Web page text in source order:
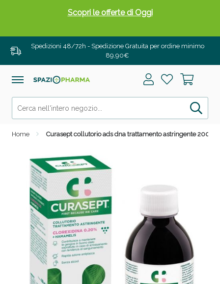
Spedizioni 48/72h - Spedizione Gratuita per ordine minimo
89,90€
Home Curasept collutorio ads dna trattamento astringente 200 ml
Scopri le offerte di Oggi
Drenanti e Pancia Piatta: Sconti fino al 55% validi
solo per OGGI!